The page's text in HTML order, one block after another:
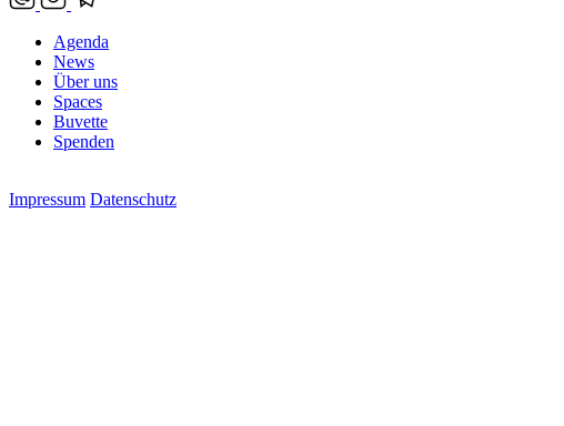
Agenda
News
Über uns
Spaces
Buvette
Spenden
Impressum Datenschutz